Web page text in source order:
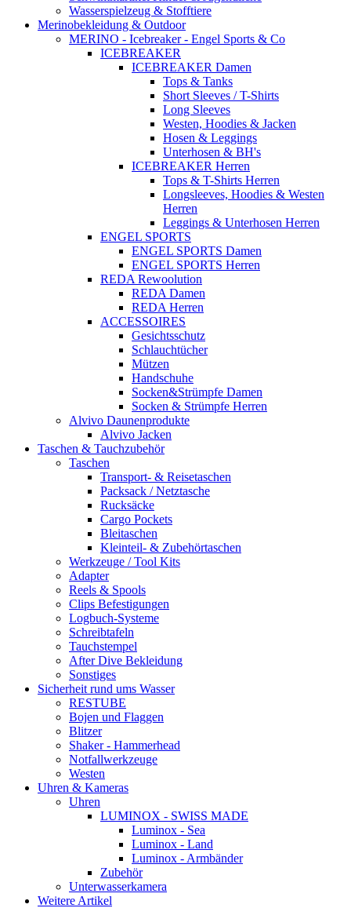
Wasserspielzeug & Stofftiere
Merinobekleidung & Outdoor
MERINO - Icebreaker - Engel Sports & Co
ICEBREAKER
ICEBREAKER Damen
Tops & Tanks
Short Sleeves / T-Shirts
Long Sleeves
Westen, Hoodies & Jacken
Hosen & Leggings
Unterhosen & BH's
ICEBREAKER Herren
Tops & T-Shirts Herren
Longsleeves, Hoodies & Westen
Herren
Leggings & Unterhosen Herren
ENGEL SPORTS
ENGEL SPORTS Damen
ENGEL SPORTS Herren
REDA Rewoolution
REDA Damen
REDA Herren
ACCESSOIRES
Gesichtsschutz
Schlauchtücher
Mützen
Handschuhe
Socken&Strümpfe Damen
Socken & Strümpfe Herren
Alvivo Daunenprodukte
Alvivo Jacken
Taschen & Tauchzubehör
Taschen
Transport- & Reisetaschen
Packsack / Netztasche
Rucksäcke
Cargo Pockets
Bleitaschen
Kleinteil- & Zubehörtaschen
Werkzeuge / Tool Kits
Adapter
Reels & Spools
Clips Befestigungen
Logbuch-Systeme
Schreibtafeln
Tauchstempel
After Dive Bekleidung
Sonstiges
Sicherheit rund ums Wasser
RESTUBE
Bojen und Flaggen
Blitzer
Shaker - Hammerhead
Notfallwerkzeuge
Westen
Uhren & Kameras
Uhren
LUMINOX - SWISS MADE
Luminox - Sea
Luminox - Land
Luminox - Armbänder
Zubehör
Unterwasserkamera
Weitere Artikel